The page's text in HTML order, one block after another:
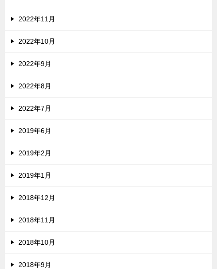
2022年11月
2022年10月
2022年9月
2022年8月
2022年7月
2019年6月
2019年2月
2019年1月
2018年12月
2018年11月
2018年10月
2018年9月